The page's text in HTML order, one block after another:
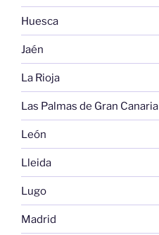
Huesca
Jaén
La Rioja
Las Palmas de Gran Canaria
León
Lleida
Lugo
Madrid